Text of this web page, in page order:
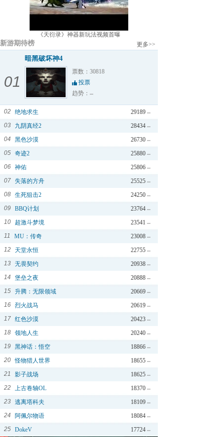
《天衍录》神器新玩法视频首曝
新游期待榜 更多>>
01
暗黑破坏神4
票数：30818
投票
趋势：
02 29189
绝地求生
03
28434
九阴真经2
04
26730
黑色沙漠
05
25880
奇迹2
06
25806
神佑
07
25525
失落的方舟
08
24250
生死狙击2
09
23764
BBQ计划
10
23541
超激斗梦境
11
23008
MU：传奇
12
22755
天堂永恒
13
20938
无畏契约
14
20888
堡垒之夜
15
20669
升腾：无限领域
16
20619
烈火战马
17
20423
红色沙漠
18
20240
领地人生
19
18866
黑神话：悟空
20
18655
怪物猎人世界
21
18625
影子战场
22
18370
上古卷轴OL
23
18109
逃离塔科夫
24
18084
阿佩尔物语
25
17724
DokeV